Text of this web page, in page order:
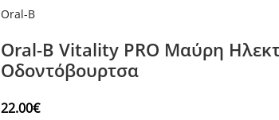
Oral-B
Oral-B Vitality PRΟ Μαύρη
Οδοντόβουρτσα
22.00€